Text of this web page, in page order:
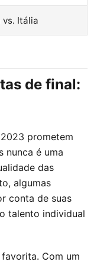
vs. Itália
de final:
prometem
nunca é uma
das
algumas
conta de suas
talento individual
Com um